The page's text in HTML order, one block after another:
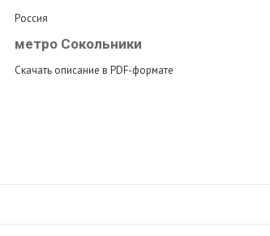
Россия
метро Сокольники
Скачать описание в PDF-формате